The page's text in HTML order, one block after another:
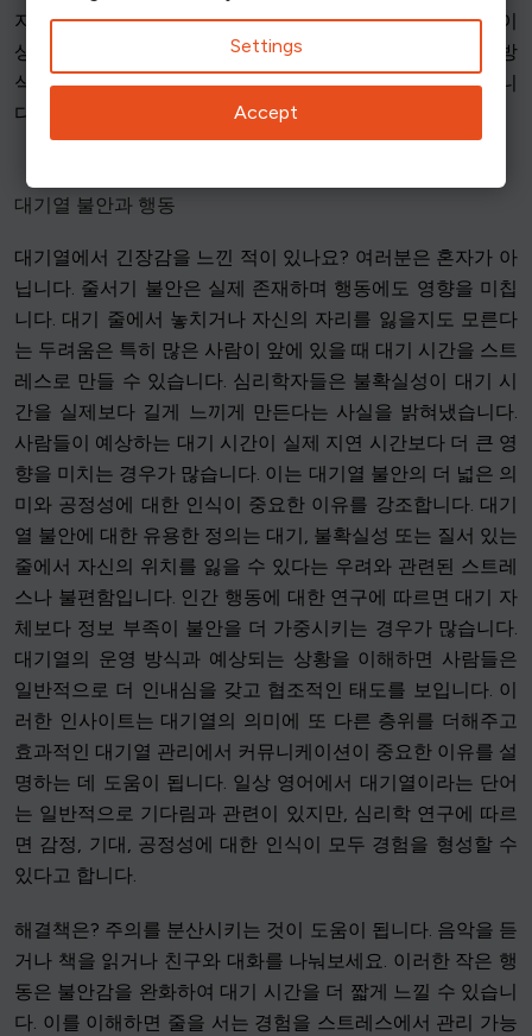
지만, 심리학 연구에 따르면 대기에는 단순히 줄을 서는 것 이
상의 의미가 담겨 있습니다. 사람들이 기다림을 해석하는 방
식은 만족도, 행동, 전반적인 웰빙에 영향을 미칠 수 있습니
다.
대기열 불안과 행동
대기열에서 긴장감을 느낀 적이 있나요? 여러분은 혼자가 아
닙니다. 줄서기 불안은 실제 존재하며 행동에도 영향을 미칩
니다. 대기 줄에서 놓치거나 자신의 자리를 잃을지도 모른다
는 두려움은 특히 많은 사람이 앞에 있을 때 대기 시간을 스트
레스로 만들 수 있습니다. 심리학자들은 불확실성이 대기 시
간을 실제보다 길게 느끼게 만든다는 사실을 밝혀냈습니다.
사람들이 예상하는 대기 시간이 실제 지연 시간보다 더 큰 영
향을 미치는 경우가 많습니다. 이는 대기열 불안의 더 넓은 의
미와 공정성에 대한 인식이 중요한 이유를 강조합니다. 대기
열 불안에 대한 유용한 정의는 대기, 불확실성 또는 질서 있는
줄에서 자신의 위치를 잃을 수 있다는 우려와 관련된 스트레
스나 불편함입니다. 인간 행동에 대한 연구에 따르면 대기 자
체보다 정보 부족이 불안을 더 가중시키는 경우가 많습니다.
대기열의 운영 방식과 예상되는 상황을 이해하면 사람들은
일반적으로 더 인내심을 갖고 협조적인 태도를 보입니다. 이
러한 인사이트는 대기열의 의미에 또 다른 층위를 더해주고
효과적인 대기열 관리에서 커뮤니케이션이 중요한 이유를 설
명하는 데 도움이 됩니다. 일상 영어에서 대기열이라는 단어
는 일반적으로 기다림과 관련이 있지만, 심리학 연구에 따르
면 감정, 기대, 공정성에 대한 인식이 모두 경험을 형성할 수
있다고 합니다.
해결책은? 주의를 분산시키는 것이 도움이 됩니다. 음악을 듣
거나 책을 읽거나 친구와 대화를 나눠보세요. 이러한 작은 행
동은 불안감을 완화하여 대기 시간을 더 짧게 느낄 수 있습니
다. 이를 이해하면 줄을 서는 경험을 스트레스에서 관리 가능
Settings
Accept